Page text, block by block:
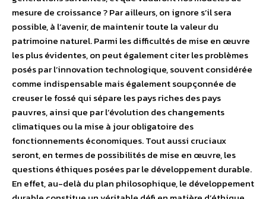
mesure de croissance ? Par ailleurs, on ignore s’il sera
possible, à l’avenir, de maintenir toute la valeur du
patrimoine naturel. Parmi les difficultés de mise en œuvre
les plus évidentes, on peut également citer les problèmes
posés par l’innovation technologique, souvent considérée
comme indispensable mais également soupçonnée de
creuser le fossé qui sépare les pays riches des pays
pauvres, ainsi que par l’évolution des changements
climatiques ou la mise à jour obligatoire des
fonctionnements économiques. Tout aussi cruciaux
seront, en termes de possibilités de mise en œuvre, les
questions éthiques posées par le développement durable.
En effet, au-delà du plan philosophique, le développement